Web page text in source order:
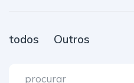
todos Outros